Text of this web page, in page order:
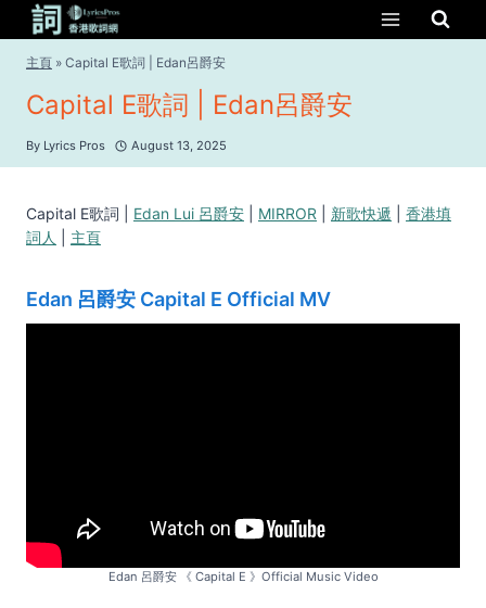
content
主頁 » Capital E歌詞 | Edan呂爵安
Capital E歌詞 | Edan呂爵安
By Lyrics Pros August 13, 2025
Capital E歌詞 | Edan Lui 呂爵安 MIRROR 新歌快遞
香港填
詞人
主頁
Edan 呂爵安 Capital E Official MV
Edan 呂爵安 《 Capital E 》Official Music Video